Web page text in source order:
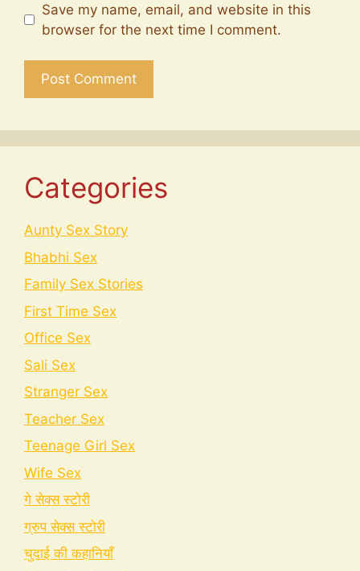
Save my name, email, and website in this
browser for the next time I comment.
Categories
Aunty Sex Story
Bhabhi Sex
Family Sex Stories
First Time Sex
Office Sex
Sali Sex
Stranger Sex
Teacher Sex
Teenage Girl Sex
Wife Sex
गे सेक्स स्टोरी
ग्रुप सेक्स स्टोरी
चुदाई की कहानियाँ